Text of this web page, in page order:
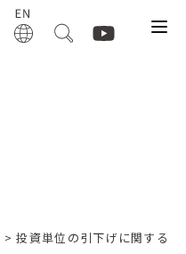
> 投資単位の引下げに関する